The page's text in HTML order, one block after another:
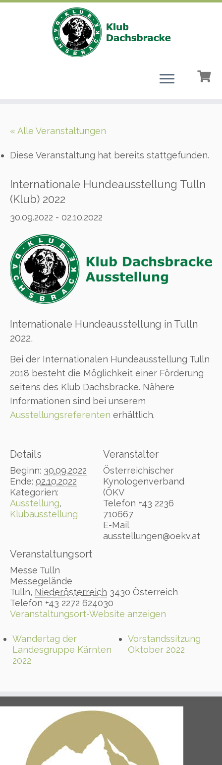
« Alle Veranstaltungen
Diese Veranstaltung hat bereits stattgefunden.
Internationale Hundeausstellung Tulln
(Klub) 2022
30.09.2022 - 02.10.2022
Internationale Hundeausstellung in Tulln
2022.
Bei der Internationalen Hundeausstellung Tulln
2018 besteht die Möglichkeit einer Förderung
seitens des Klub Dachsbracke. Nähere
Informationen sind bei unserem
Ausstellungsreferenten erhältlich.
Details
Beginn: 30.09.2022
Ende: 02.10.2022
Kategorien:
Ausstellung,
Klubausstellung
Veranstaltungsort
Messe Tulln
Messegelände
Tulln, Niederösterreich 3430 Österreich
Telefon +43 2272 624030
Veranstaltungsort-Website anzeigen
Veranstalter
Österreichischer
Kynologenverband
(ÖKV
Telefon +43 2236
710667
E-Mail
ausstellungen@oekv.at
Wandertag der
Landesgruppe Kärnten
2022
Vorstandssitzung
Oktober 2022